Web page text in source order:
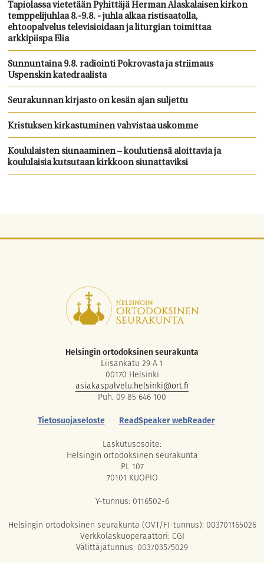
Tapiolassa vietetään Pyhittäjä Herman Alaskalaisen kirkon
temppelijuhlaa 8.-9.8. - juhla alkaa ristisaatolla,
ehtoopalvelus televisioidaan ja liturgian toimittaa
arkkipiispa Elia
Sunnuntaina 9.8. radiointi Pokrovasta ja striimaus
Uspenskin katedraalista
Seurakunnan kirjasto on kesän ajan suljettu
Kristuksen kirkastuminen vahvistaa uskomme
Koululaisten siunaaminen – koulutiensä aloittavia ja
koululaisia kutsutaan kirkkoon siunattaviksi
Helsingin ortodoksinen seurakunta
Liisankatu 29 A 1
00170 Helsinki
asiakaspalvelu.helsinki@ort.fi
Puh. 09 85 646 100
Tietosuojaseloste
ReadSpeaker webReader
Laskutusosoite:
Helsingin ortodoksinen seurakunta
PL 107
70101 KUOPIO
Y-tunnus: 0116502-6
Helsingin ortodoksinen seurakunta (OVT/FI-tunnus): 003701165026
Verkkolaskuoperaattori: CGI
Välittäjätunnus: 003703575029